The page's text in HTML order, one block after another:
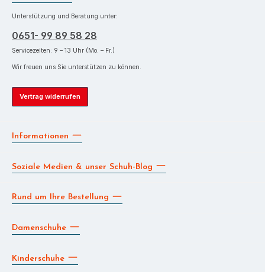
Unterstützung und Beratung unter:
0651- 99 89 58 28
Servicezeiten: 9 – 13 Uhr (Mo. – Fr.)
Wir freuen uns Sie unterstützen zu können.
Vertrag widerrufen
Informationen
Soziale Medien & unser Schuh-Blog
Rund um Ihre Bestellung
Damenschuhe
Kinderschuhe